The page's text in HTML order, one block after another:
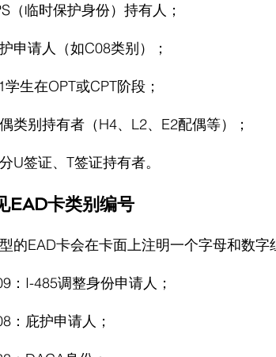
（临时保护身份）持有人；
申请人（如C08类别）；
学生在OPT或CPT阶段；
类别持有者（H4、L2、E2配偶等）；
U签证、T签证持有者。
EAD卡类别编号
的EAD卡会在卡面上注明一个字母和数字
：I-485调整身份申请人；
：庇护申请人；